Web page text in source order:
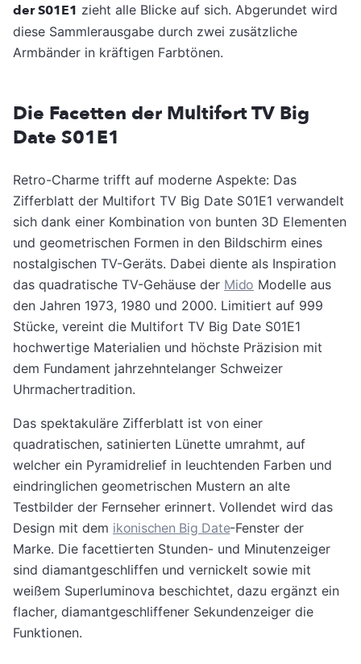
der S01E1 zieht alle Blicke auf sich. Abgerundet wird
diese Sammlerausgabe durch zwei zusätzliche
Armbänder in kräftigen Farbtönen.
Die Facetten der Multifort TV Big
Date S01E1
Retro-Charme trifft auf moderne Aspekte: Das
Zifferblatt der Multifort TV Big Date S01E1 verwandelt
sich dank einer Kombination von bunten 3D Elementen
und geometrischen Formen in den Bildschirm eines
nostalgischen TV-Geräts. Dabei diente als Inspiration
das quadratische TV-Gehäuse der Mido Modelle aus
den Jahren 1973, 1980 und 2000. Limitiert auf 999
Stücke, vereint die Multifort TV Big Date S01E1
hochwertige Materialien und höchste Präzision mit
dem Fundament jahrzehntelanger Schweizer
Uhrmachertradition.
Das spektakuläre Zifferblatt ist von einer
quadratischen, satinierten Lünette umrahmt, auf
welcher ein Pyramidrelief in leuchtenden Farben und
eindringlichen geometrischen Mustern an alte
Testbilder der Fernseher erinnert. Vollendet wird das
Design mit dem ikonischen Big Date-Fenster der
Marke. Die facettierten Stunden- und Minutenzeiger
sind diamantgeschliffen und vernickelt sowie mit
weißem Superluminova beschichtet, dazu ergänzt ein
flacher, diamantgeschliffener Sekundenzeiger die
Funktionen.